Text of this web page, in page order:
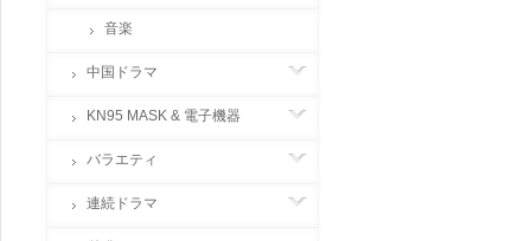
音楽
中国ドラマ
KN95 MASK & 電子機器
バラエティ
連続ドラマ